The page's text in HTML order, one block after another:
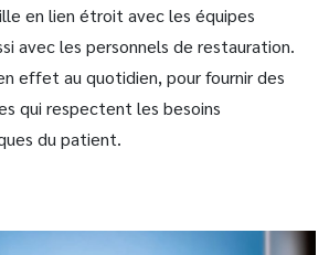
en lien étroit avec les équipes
avec les personnels de restauration.
effet au quotidien, pour fournir des
qui respectent les besoins
du patient.